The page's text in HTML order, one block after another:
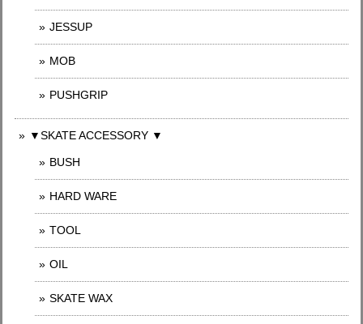
JESSUP
MOB
PUSHGRIP
▼SKATE ACCESSORY ▼
BUSH
HARD WARE
TOOL
OIL
SKATE WAX